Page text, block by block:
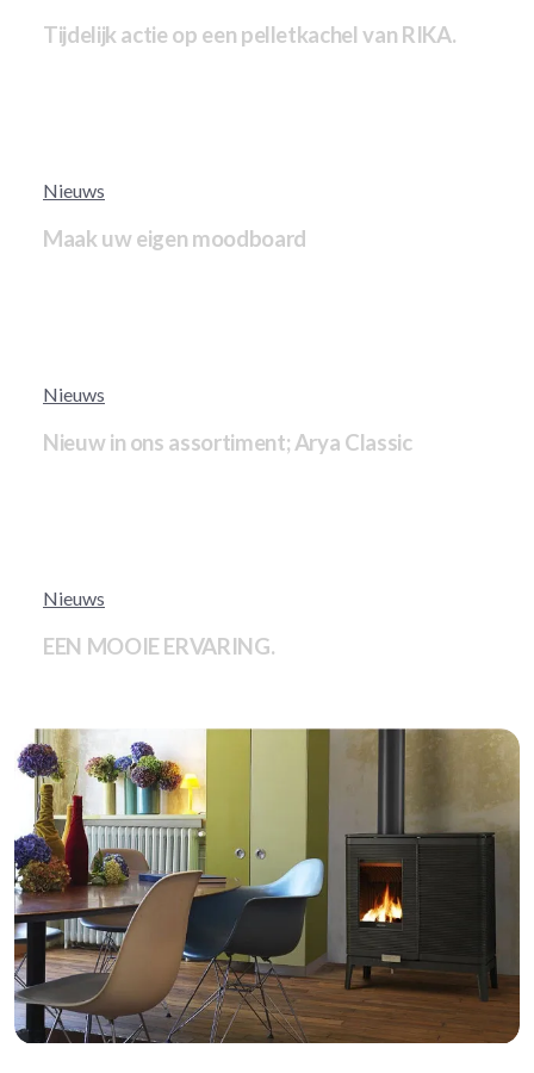
Tijdelijk actie op een pelletkachel van RIKA.
Nieuws
Maak uw eigen moodboard
Nieuws
Nieuw in ons assortiment; Arya Classic
Nieuws
EEN MOOIE ERVARING.